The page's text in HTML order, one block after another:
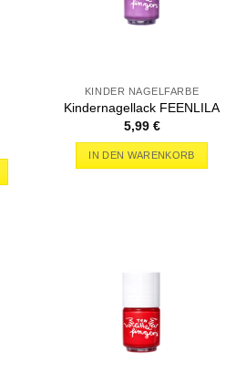
KINDER NAGELFARBE
Kindernagellack FEENLILA
5,99 €
IN DEN WARENKORB